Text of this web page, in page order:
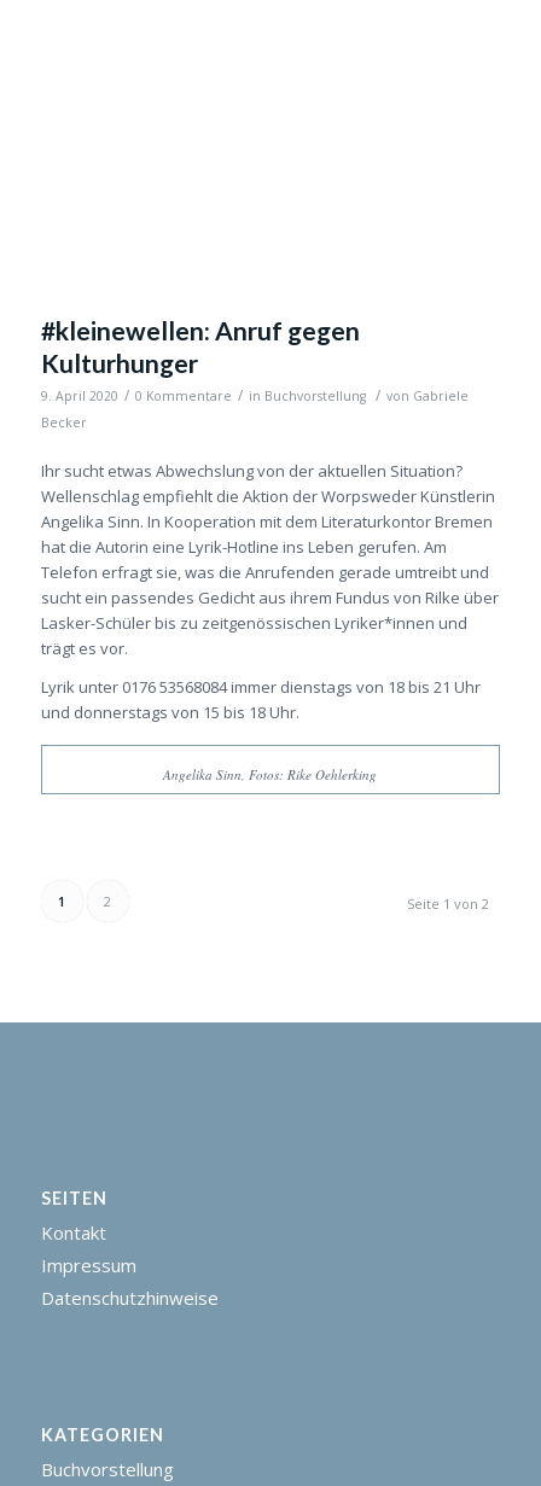
#kleinewellen: Anruf gegen
Kulturhunger
9. April 2020 / 0 Kommentare / in Buchvorstellung / von Gabriele
Becker
Ihr sucht etwas Abwechslung von der aktuellen Situation?
Wellenschlag empfiehlt die Aktion der Worpsweder Künstlerin
Angelika Sinn. In Kooperation mit dem Literaturkontor Bremen
hat die Autorin eine Lyrik-Hotline ins Leben gerufen. Am
Telefon erfragt sie, was die Anrufenden gerade umtreibt und
sucht ein passendes Gedicht aus ihrem Fundus von Rilke über
Lasker-Schüler bis zu zeitgenössischen Lyriker*innen und
trägt es vor.
Lyrik unter 0176 53568084 immer dienstags von 18 bis 21 Uhr
und donnerstags von 15 bis 18 Uhr.
Angelika Sinn, Fotos: Rike Oehlerking
Seite 1 von 2
1 2
SEITEN
Kontakt
Impressum
Datenschutzhinweise
KATEGORIEN
Buchvorstellung